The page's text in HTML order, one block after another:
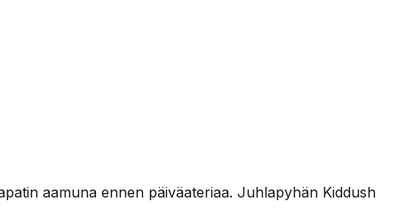
aamuna ennen päiväateriaa. Juhlapyhän Kiddush